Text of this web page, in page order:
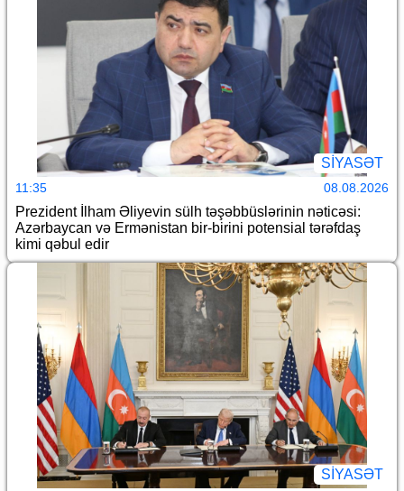
SİYASƏT
11:35 08.08.2026
Prezident İlham Əliyevin sülh təşəbbüslərinin nəticəsi:
Azərbaycan və Ermənistan bir-birini potensial tərəfdaş
kimi qəbul edir
SİYASƏT